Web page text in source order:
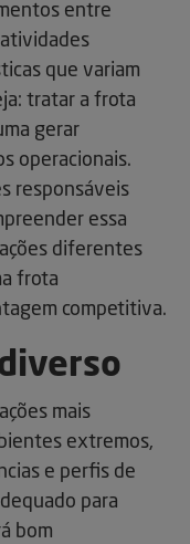
entre
que variam
tratar a frota
gerar
operacionais.
responsáveis
essa
diferentes
frota
competitiva.
mais
extremos,
e perfis de
para
bom